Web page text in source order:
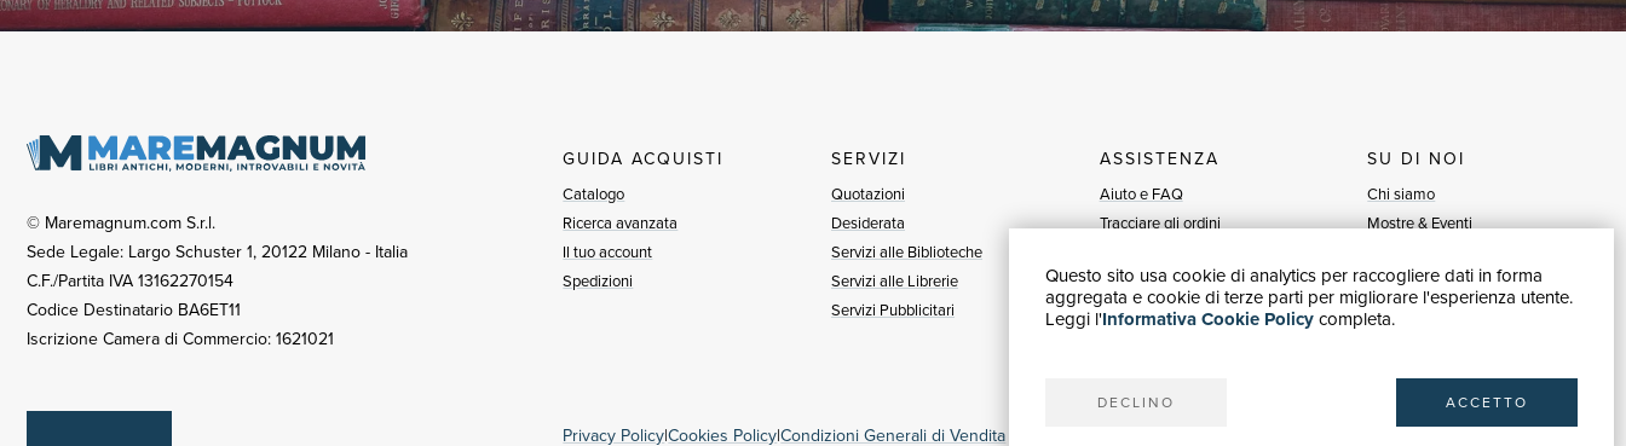
Questo sito usa cookie di analytics per raccogliere dati in forma
aggregata e cookie di terze parti per migliorare l'esperienza utente.
Leggi l'Informativa Cookie Policycompleta.
DECLINO ACCETTO
© Maremagnum.com S.r.l.
Sede Legale: Largo Schuster 1, 20122 Milano - Italia
C.F./Partita IVA 13162270154
Codice Destinatario BA6ET11
Iscrizione Camera di Commercio: 1621021
GUIDA ACQUISTI
Catalogo
Ricerca avanzata
Il tuo account
Spedizioni
SERVIZI
Quotazioni
Desiderata
Servizi alle Biblioteche
Servizi alle Librerie
Servizi Pubblicitari
ASSISTENZA
Aiuto e FAQ
Tracciare gli ordini
Fatturazione
Carta del Docente / 18App
SU DI NOI
Chi siamo
Mostre & Eventi
Blog
Vendi con noi
Privacy Policy|Cookies Policy|Condizioni Generali di Vendita